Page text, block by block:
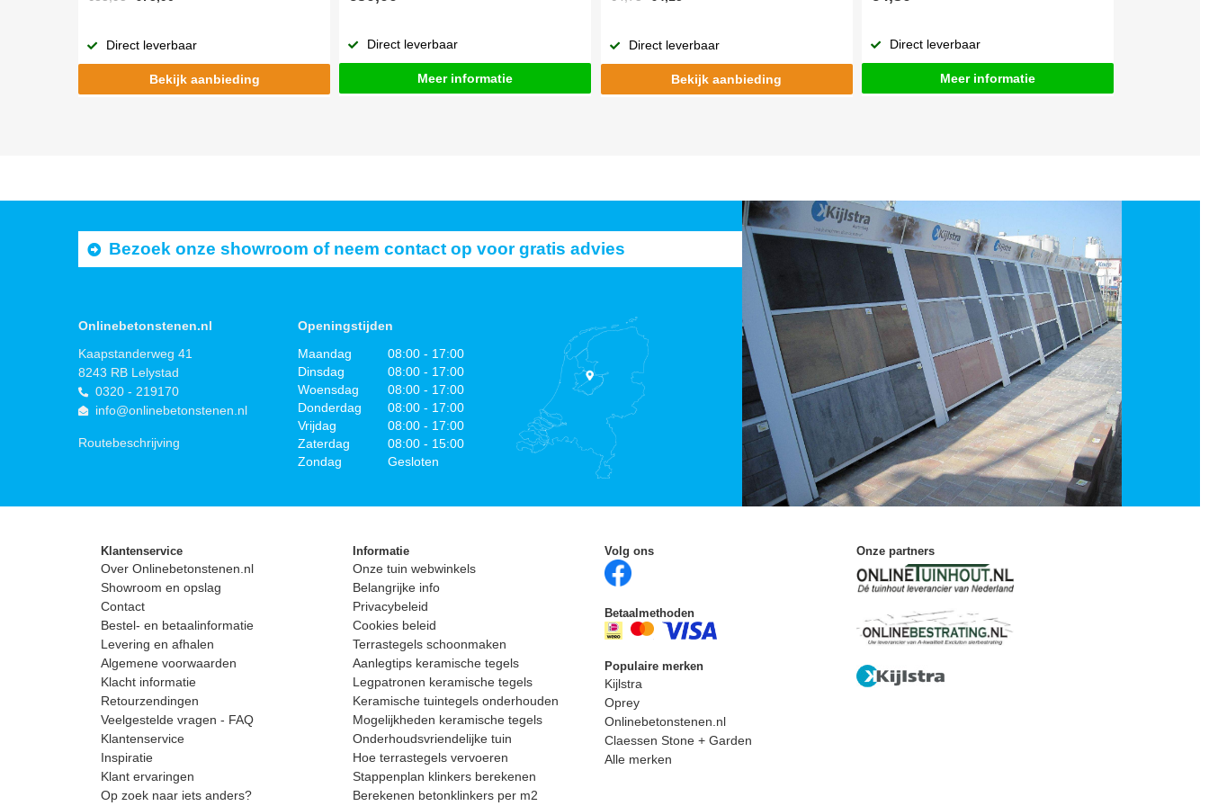
Direct leverbaar
Bekijk aanbieding
Direct leverbaar
Meer informatie
Direct leverbaar
Bekijk aanbieding
Direct leverbaar
Meer informatie
Bezoek onze showroom of neem contact op voor gratis advies
Onlinebetonstenen.nl
Kaapstanderweg 41
8243 RB Lelystad
0320 - 219170
info@onlinebetonstenen.nl
Routebeschrijving
Openingstijden
Maandag
08:00 - 17:00
Dinsdag
08:00 - 17:00
Woensdag
08:00 - 17:00
Donderdag
08:00 - 17:00
Vrijdag
08:00 - 17:00
Zaterdag
08:00 - 15:00
Zondag
Gesloten
Klantenservice
Over Onlinebetonstenen.nl
Showroom en opslag
Contact
Bestel- en betaalinformatie
Levering en afhalen
Algemene voorwaarden
Klacht informatie
Retourzendingen
Veelgestelde vragen - FAQ
Klantenservice
Inspiratie
Klant ervaringen
Op zoek naar iets anders?
Informatie
Onze tuin webwinkels
Belangrijke info
Privacybeleid
Cookies beleid
Terrastegels schoonmaken
Aanlegtips keramische tegels
Legpatronen keramische tegels
Keramische tuintegels onderhouden
Mogelijkheden keramische tegels
Onderhoudsvriendelijke tuin
Hoe terrastegels vervoeren
Stappenplan klinkers berekenen
Berekenen betonklinkers per m2
Volg ons
Betaalmethoden
Populaire merken
Kijlstra
Oprey
Onlinebetonstenen.nl
Claessen Stone + Garden
Alle merken
Onze partners